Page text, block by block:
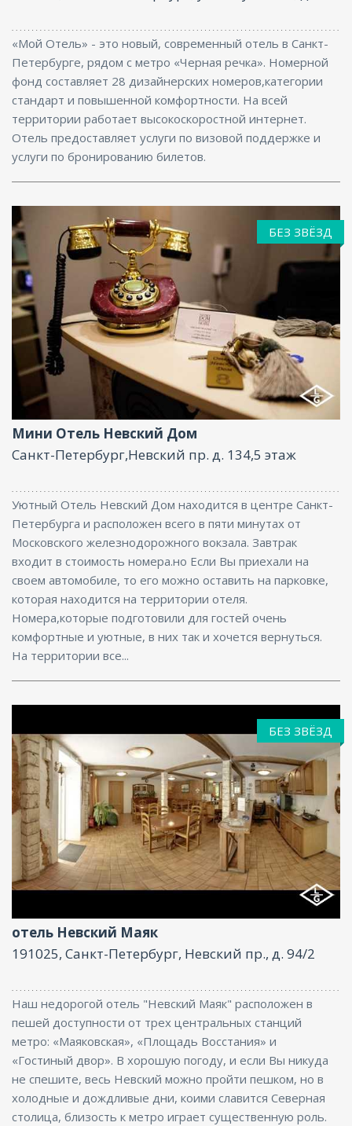
«Мой Отель» - это новый, современный отель в Санкт-
Петербурге, рядом с метро «Черная речка». Номерной
фонд составляет 28 дизайнерских номеров,категории
стандарт и повышенной комфортности. На всей
территории работает высокоскоростной интернет.
Отель предоставляет услуги по визовой поддержке и
услуги по бронированию билетов.
Парковка, Интернет
БЕЗ ЗВЁЗД
Мини Отель Невский Дом
Санкт-Петербург,Невский пр. д. 134,5 этаж
Уютный Отель Невский Дом находится в центре Санкт-
Петербурга и расположен всего в пяти минутах от
Московского железнодорожного вокзала. Завтрак
входит в стоимость номера.но Если Вы приехали на
своем автомобиле, то его можно оставить на парковке,
которая находится на территории отеля.
Номера,которые подготовили для гостей очень
комфортные и уютные, в них так и хочется вернуться.
На территории все...
БЕЗ ЗВЁЗД
отель Невский Маяк
191025, Санкт-Петербург, Невский пр., д. 94/2
Наш недорогой отель "Невский Маяк" расположен в
пешей доступности от трех центральных станций
метро: «Маяковская», «Площадь Восстания» и
«Гостиный двор». В хорошую погоду, и если Вы никуда
не спешите, весь Невский можно пройти пешком, но в
холодные и дождливые дни, коими славится Северная
столица, близость к метро играет существенную роль.